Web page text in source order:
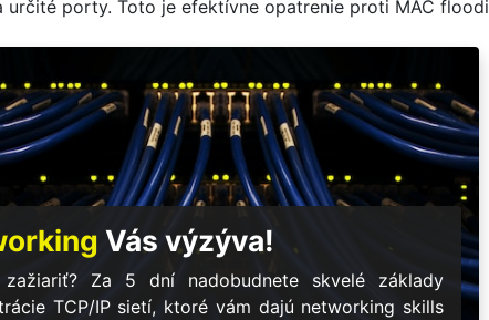
určité porty. Toto je efektívne opatrenie proti MAC
Vás výzýva!
zažiariť? Za 5 dní nadobudnete skvelé základy
TCP/IP sietí, ktoré vám dajú networking skills